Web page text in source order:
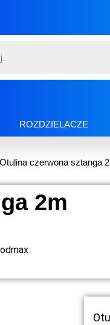
ROZDZIELACZE
czerwona sztanga
2m